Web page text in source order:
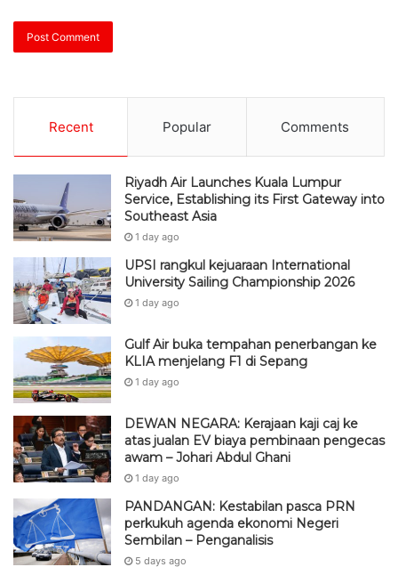
Recent
Service, Establishing its First Gateway into
Southeast Asia
1 day ago
UPSI rangkul kejuaraan International
University Sailing Championship 2026
1 day ago
Gulf Air buka tempahan penerbangan ke
KLIA menjelang F1 di Sepang
1 day ago
DEWAN NEGARA: Kerajaan kaji caj ke
atas jualan EV biaya pembinaan pengecas
awam – Johari Abdul Ghani
PANDANGAN: Kestabilan pasca PRN
perkukuh agenda ekonomi Negeri
Sembilan – Penganalisis
5 days ago
R